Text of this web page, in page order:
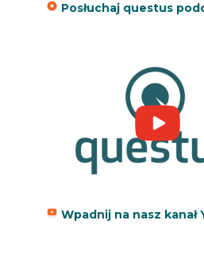
Posłuchaj questus
Wpadnij na nasz kanał